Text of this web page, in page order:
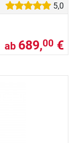
5,0
ab 689,00 €